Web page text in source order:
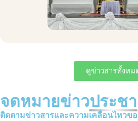
ดูข่าวสารทั้งหม
จดหมายข่าวประช
ติดตามข่าวสารและความเคลื่อนไหวขอ